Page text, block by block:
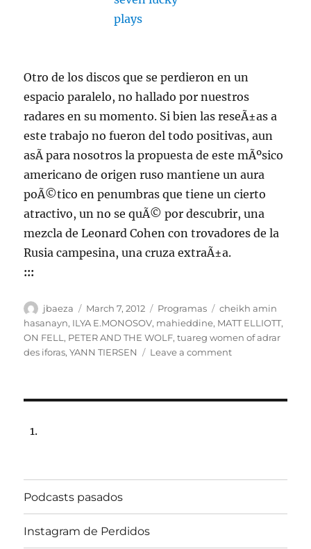
Otro de los discos que se perdieron en un
espacio paralelo, no hallado por nuestros
radares en su momento. Si bien las reseÃ±as a
este trabajo no fueron del todo positivas, aun
asÃ­ para nosotros la propuesta de este mÃºsico
americano de origen ruso mantiene un aura
poÃ©tico en penumbras que tiene un cierto
atractivo, un no se quÃ© por descubrir, una
mezcla de Leonard Cohen con trovadores de la
Rusia campesina, una cruza extraÃ±a.
:::
Author
jbaeza
Posted
on
March 7, 2012 Categories
Programas Tags
cheikh amin
hasanayn, ILYA E.MONOSOV, mahieddine, MATT ELLIOTT,
ON FELL, PETER AND THE WOLF,tuareg women of adrar
des iforas,YANN TIERSEN Leave a commenton
Univ.de.Chile
Podcasts pasados
Instagram de Perdidos